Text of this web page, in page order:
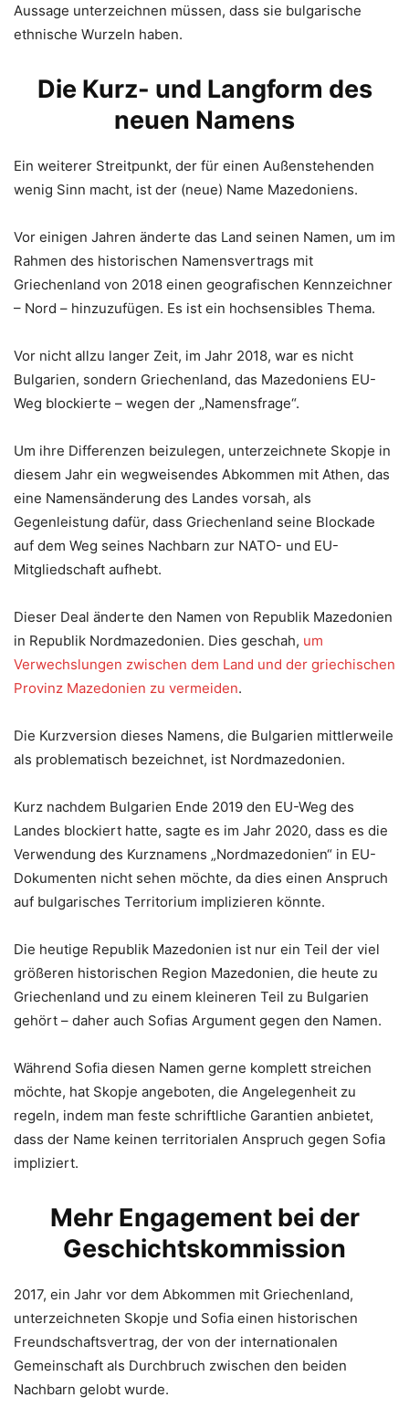
Aussage unterzeichnen müssen, dass sie bulgarische
ethnische Wurzeln haben.
Die Kurz- und Langform des
neuen Namens
Ein weiterer Streitpunkt, der für einen Außenstehenden
wenig Sinn macht, ist der (neue) Name Mazedoniens.
Vor einigen Jahren änderte das Land seinen Namen, um im
Rahmen des historischen Namensvertrags mit
Griechenland von 2018 einen geografischen Kennzeichner
– Nord – hinzuzufügen. Es ist ein hochsensibles Thema.
Vor nicht allzu langer Zeit, im Jahr 2018, war es nicht
Bulgarien, sondern Griechenland, das Mazedoniens EU-
Weg blockierte – wegen der „Namensfrage“.
Um ihre Differenzen beizulegen, unterzeichnete Skopje in
diesem Jahr ein wegweisendes Abkommen mit Athen, das
eine Namensänderung des Landes vorsah, als
Gegenleistung dafür, dass Griechenland seine Blockade
auf dem Weg seines Nachbarn zur NATO- und EU-
Mitgliedschaft aufhebt.
Dieser Deal änderte den Namen von Republik Mazedonien
in Republik Nordmazedonien. Dies geschah, um
Verwechslungen zwischen dem Land und der griechischen
Provinz Mazedonien zu vermeiden.
Die Kurzversion dieses Namens, die Bulgarien mittlerweile
als problematisch bezeichnet, ist Nordmazedonien.
Kurz nachdem Bulgarien Ende 2019 den EU-Weg des
Landes blockiert hatte, sagte es im Jahr 2020, dass es die
Verwendung des Kurznamens „Nordmazedonien“ in EU-
Dokumenten nicht sehen möchte, da dies einen Anspruch
auf bulgarisches Territorium implizieren könnte.
Die heutige Republik Mazedonien ist nur ein Teil der viel
größeren historischen Region Mazedonien, die heute zu
Griechenland und zu einem kleineren Teil zu Bulgarien
gehört – daher auch Sofias Argument gegen den Namen.
Während Sofia diesen Namen gerne komplett streichen
möchte, hat Skopje angeboten, die Angelegenheit zu
regeln, indem man feste schriftliche Garantien anbietet,
dass der Name keinen territorialen Anspruch gegen Sofia
impliziert.
Mehr Engagement bei der
Geschichtskommission
2017, ein Jahr vor dem Abkommen mit Griechenland,
unterzeichneten Skopje und Sofia einen historischen
Freundschaftsvertrag, der von der internationalen
Gemeinschaft als Durchbruch zwischen den beiden
Nachbarn gelobt wurde.